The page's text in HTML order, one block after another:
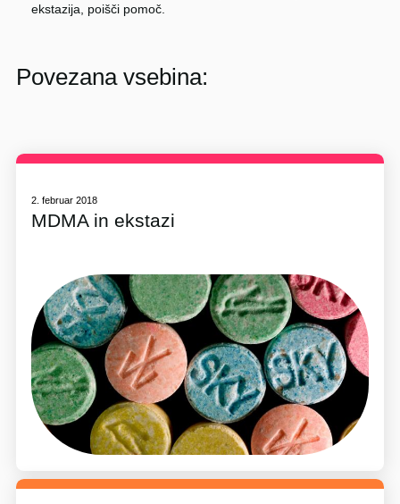
ekstazija, poišči pomoč.
Povezana vsebina:
2. februar 2018
MDMA in ekstazi